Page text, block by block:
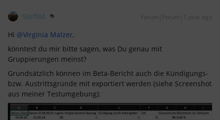
SteffiM. Forum|Forum|1 year ago
Hi @Virginia Malzer,
könntest du mir bitte sagen, was Du genau mit
Gruppierungen meinst?
Grundsätzlich können im Beta-Bericht auch die Kündigungs-
bzw. Austrittsgründe mit exportiert werden (siehe Screenshot
aus meiner Testumgebung):